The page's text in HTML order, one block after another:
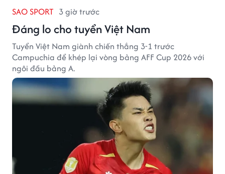
SAO SPORT 3 giờ trước
Đáng lo cho tuyển Việt Nam
Tuyển Việt Nam giành chiến thắng 3-1 trước
Campuchia để khép lại vòng bảng AFF Cup 2026 với
ngôi đầu bảng A.